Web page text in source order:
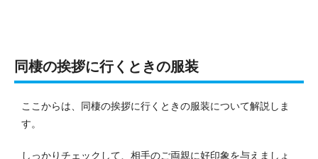
同棲の挨拶に行くときの服装
ここからは、同棲の挨拶に行くときの服装について解説しま
す。
しっかりチェックして、相手のご両親に好印象を与えましょ